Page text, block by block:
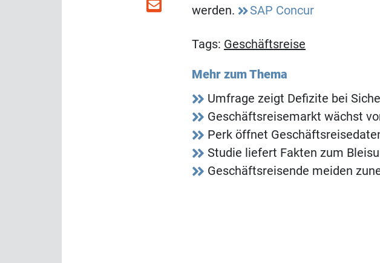
werden.
SAP Concur
Tags: Geschäftsreise
Mehr zum Thema
Umfrage zeigt Defizite bei
Geschäftsreisemarkt wächst
Perk öffnet
Studie liefert Fakten zum
Geschäftsreisende meiden